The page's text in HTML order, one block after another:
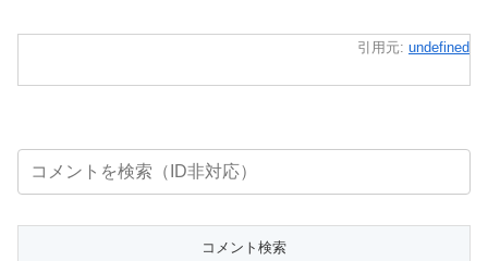
引用元: undefined